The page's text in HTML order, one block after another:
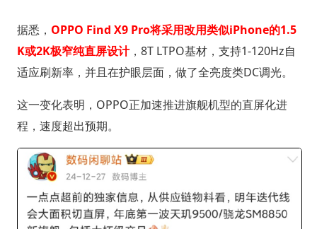
据悉， OPPO Find X9 Pro将采用改用类似iPhone的1.5
K或2K极窄纯直屏设计，8T LTPO基材，支持1-120Hz自
适应刷新率，并且在护眼层面，做了全亮度类DC调光。
这一变化表明，OPPO正加速推进旗舰机型的直屏化进
程，速度超出预期。